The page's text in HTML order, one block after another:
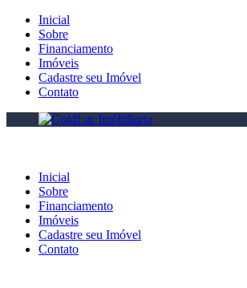
Inicial
Sobre
Financiamento
Imóveis
Cadastre seu Imóvel
Contato
Inicial
Sobre
Financiamento
Imóveis
Cadastre seu Imóvel
Contato